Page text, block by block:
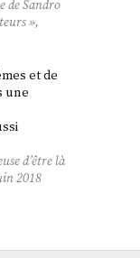
de Sandro
»,
et de
une
d’être là
2018